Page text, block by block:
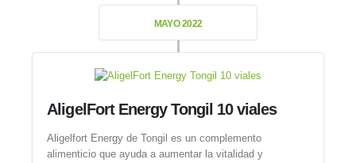
MAYO 2022
AligelFort Energy Tongil 10 viales
Aligelfort Energy de Tongil es un complemento
alimenticio que ayuda a aumentar la vitalidad y